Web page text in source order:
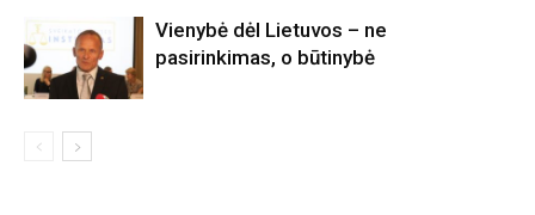
Vienybė dėl Lietuvos – ne
pasirinkimas, o būtinybė